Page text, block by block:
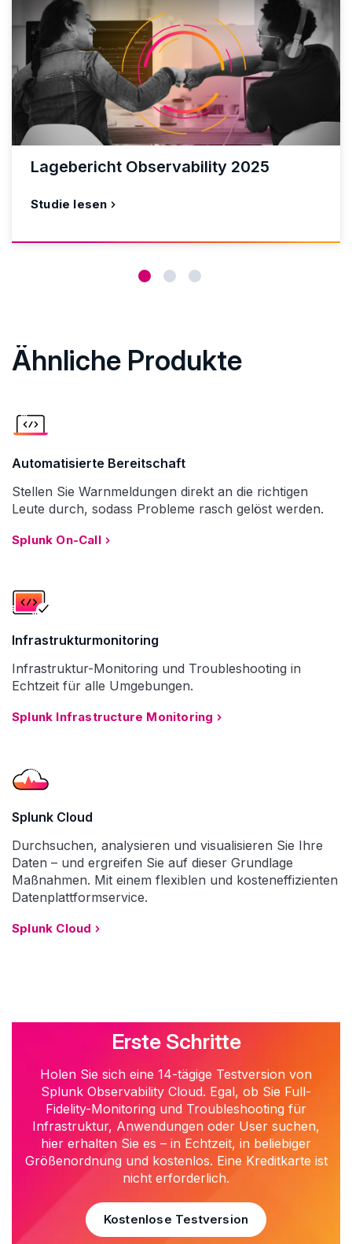
Lagebericht Observability 2025
Studie lesen
Ähnliche Produkte
Automatisierte Bereitschaft
Stellen Sie Warnmeldungen direkt an die richtigen
Leute durch, sodass Probleme rasch gelöst werden.
Splunk On-Call
Infrastruktur­monitoring
Infrastruktur-Monitoring und Troubleshooting in
Echtzeit für alle Umgebungen.
Splunk Infrastructure Monitoring
Splunk Cloud
Durchsuchen, analysieren und visualisieren Sie Ihre
Daten – und ergreifen Sie auf dieser Grundlage
Maßnahmen. Mit einem flexiblen und kosteneffizienten
Datenplattformservice.
Splunk Cloud
Erste Schritte
Holen Sie sich eine 14-tägige Testversion von
Splunk Observability Cloud. Egal, ob Sie Full-
Fidelity-Monitoring und Troubleshooting für
Infrastruktur, Anwendungen oder User suchen,
hier erhalten Sie es – in Echtzeit, in beliebiger
Größenordnung und kostenlos. Eine Kreditkarte ist
nicht erforderlich.
Kostenlose Testversion